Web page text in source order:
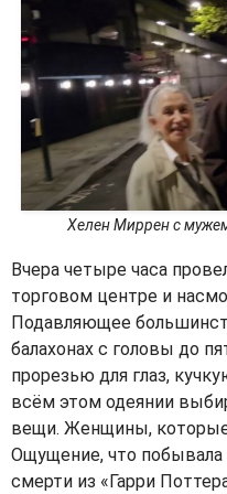
Хелен Миррен с
Вчера четыре часа
торговом центре и
Подавляющее
балахонах с головы до
прорезью для глаз,
всём этом одеянии
вещи. Женщины, которые
Ощущение, что
смерти из «Гарри